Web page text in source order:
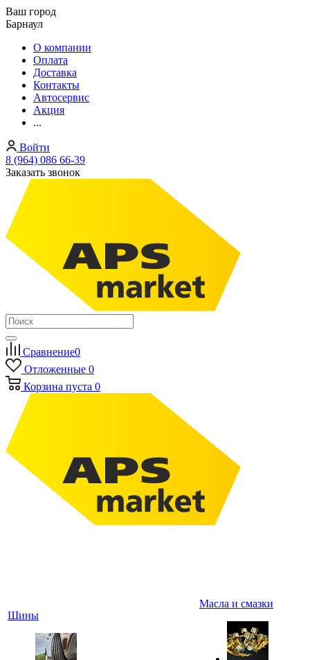
Ваш город
Барнаул
О компании
Оплата
Доставка
Контакты
Автосервис
Акция
...
Войти
8 (964) 086 66-39
Заказать звонок
Сравнение0
Отложенные 0
Корзина пуста 0
Шины
Масла и смазки